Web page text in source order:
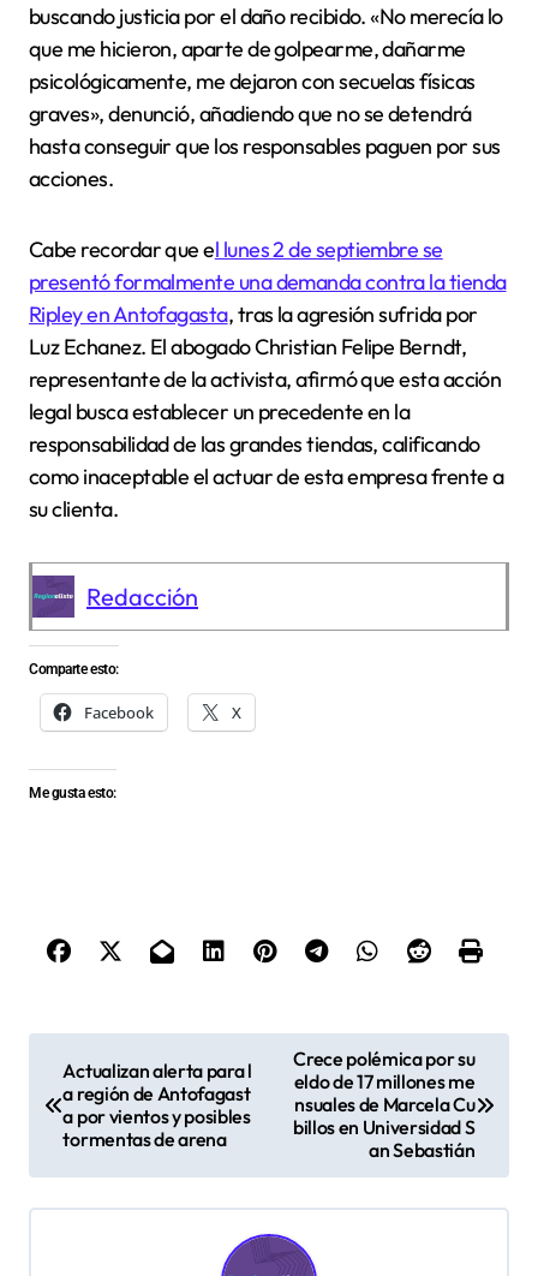
buscando justicia por el daño recibido. «No merecía lo
que me hicieron, aparte de golpearme, dañarme
psicológicamente, me dejaron con secuelas físicas
graves», denunció, añadiendo que no se detendrá
hasta conseguir que los responsables paguen por sus
acciones.
Cabe recordar que el lunes 2 de septiembre se
presentó formalmente una demanda contra la tienda
Ripley en Antofagasta, tras la agresión sufrida por
Luz Echanez. El abogado Christian Felipe Berndt,
representante de la activista, afirmó que esta acción
legal busca establecer un precedente en la
responsabilidad de las grandes tiendas, calificando
como inaceptable el actuar de esta empresa frente a
su clienta.
Redacción
Comparte esto:
Facebook X
Me gusta esto:
e
g
Actualizan alerta para l
a región de Antofagast
a por vientos y posibles
tormentas de arena
Crece polémica por su
eldo de 17 millones me
nsuales de Marcela Cu
billos en Universidad S
an Sebastián